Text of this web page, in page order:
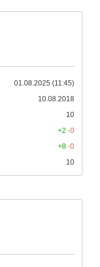
01.08.2025 (11:45)
10.08.2018
10
+2 -0
+8 -0
10